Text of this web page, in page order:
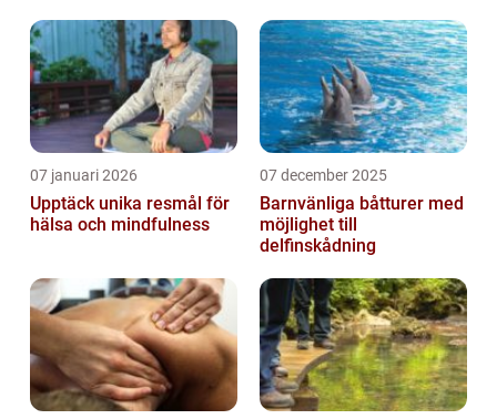
07 januari 2026
Upptäck unika resmål för
hälsa och mindfulness
07 december 2025
Barnvänliga båtturer med
möjlighet till
delfinskådning